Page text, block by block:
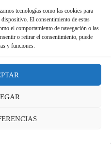
tecnologías como las cookies para
El consentimiento de estas
el comportamiento de navegación o las
o retirar el consentimiento, puede
y funciones.
Cookies